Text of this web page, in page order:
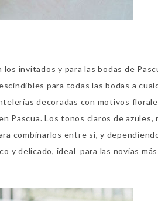
invitados y para las bodas de
para todas las bodas a
decoradas con motivos
Los tonos claros de azules,
combinarlos entre sí, y
y delicado, ideal para las novias